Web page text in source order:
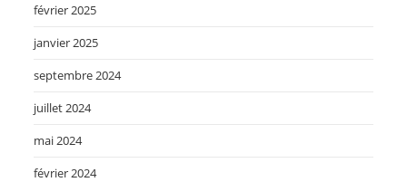
février 2025
janvier 2025
septembre 2024
juillet 2024
mai 2024
février 2024